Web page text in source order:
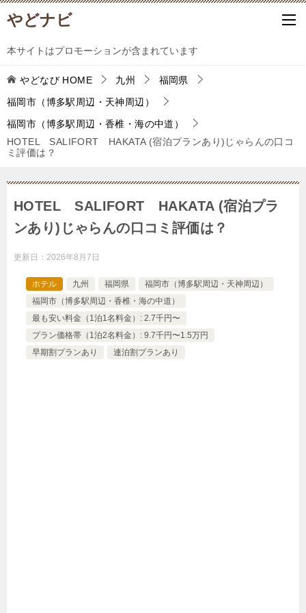
やどナビ
本サイトはプロモーションが含まれています
やどなび HOME 九州
福岡県
福岡市（博多駅周辺・天神周辺）
福岡市（博多駅周辺・香椎・海の中道）
HOTEL SALIFORT HAKATA (宿泊プランあり)じゃらんの口コ
ミ評価は？
HOTEL SALIFORT HAKATA (宿泊プラ
ンあり)じゃらんの口コミ評価は？
更新日： 2026年8月7日
ホテル 九州 福岡県
福岡市（博多駅周辺・天神周辺）
福岡市（博多駅周辺・香椎・海の中道）
最も安い料金（1泊1名料金）: 2.7千円〜
プラン価格帯（1泊2名料金）: 9.7千円〜1.5万円
早期割プランあり
連泊割プランあり